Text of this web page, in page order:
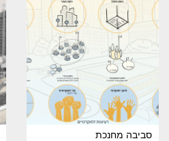
סביבה מחנכת